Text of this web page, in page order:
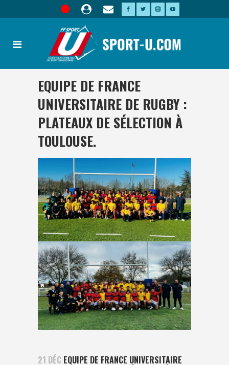
EQUIPE DE FRANCE
UNIVERSITAIRE DE RUGBY :
PLATEAUX DE SÉLECTION À
TOULOUSE.
21 DÉC EQUIPE DE FRANCE UNIVERSITAIRE